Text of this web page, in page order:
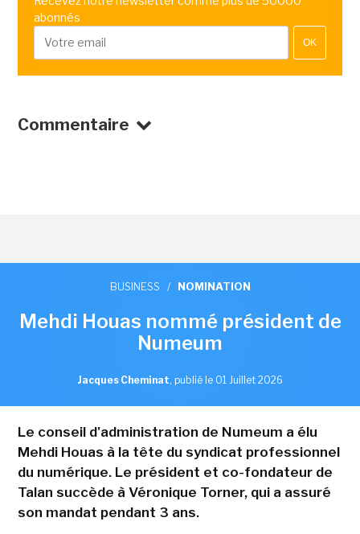
abonnés
OK
Commentaire
BUSINESS / NOMINATION
Mehdi Houas nommé président de
Numeum
Jacques Cheminat, publié le 01 Juillet 2026
Le conseil d'administration de Numeum a élu
Mehdi Houas à la tête du syndicat professionnel
du numérique. Le président et co-fondateur de
Talan succède à Véronique Torner, qui a assuré
son mandat pendant 3 ans.